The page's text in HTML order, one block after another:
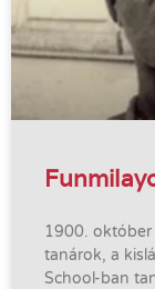
1900.
tanárok, a
School-ban